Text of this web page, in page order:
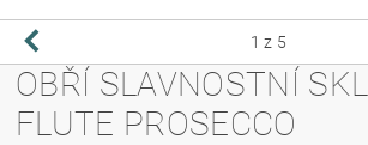
1 z 5
OBŘÍ SLAVNOSTNÍ
FLUTE PROSECCO